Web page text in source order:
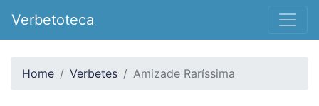
Verbetoteca
Home Verbetes Amizade Raríssima